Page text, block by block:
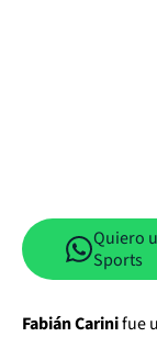
Quiero
Sports
Fabián Carinifue